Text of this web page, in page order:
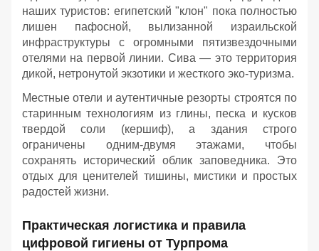
наших туристов: египетский "клон" пока полностью
лишен пафосной, вылизанной израильской
инфраструктуры с огромными пятизвездочными
отелями на первой линии. Сива — это территория
дикой, нетронутой экзотики и жесткого эко-туризма.
Местные отели и аутентичные резорты строятся по
старинным технологиям из глины, песка и кусков
твердой соли (кершиф), а здания строго
ограничены одним-двумя этажами, чтобы
сохранять исторический облик заповедника. Это
отдых для ценителей тишины, мистики и простых
радостей жизни.
Практическая логистика и правила
цифровой гигиены от Турпрома